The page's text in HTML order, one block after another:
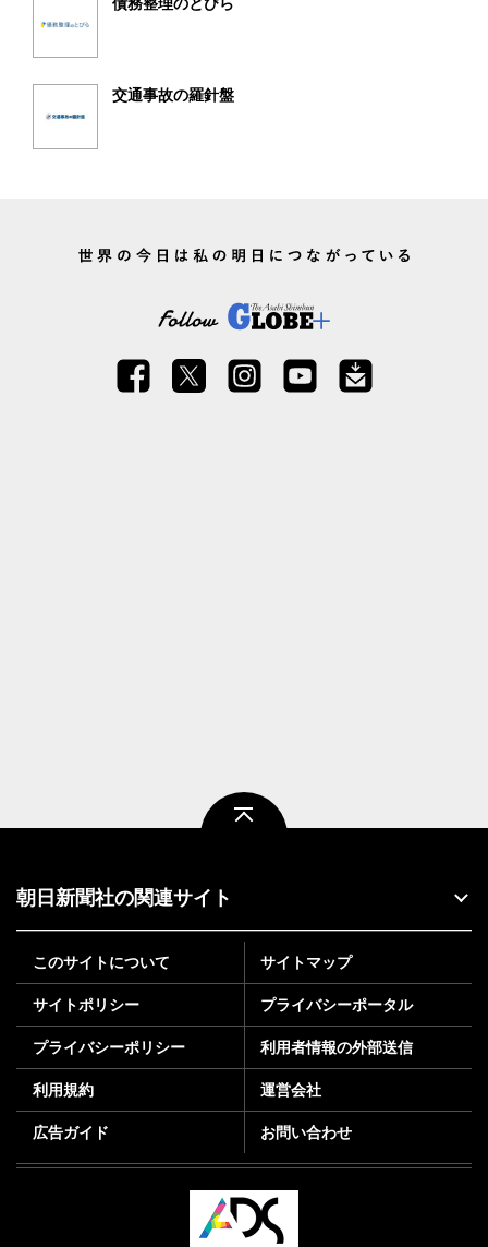
交通事故の羅針盤
朝日新聞社の関連サイト
このサイトについて サイトマップ
サイトポリシー プライバシーポータル
プライバシーポリシー 利用者情報の外部送信
利用規約 運営会社
広告ガイド お問い合わせ